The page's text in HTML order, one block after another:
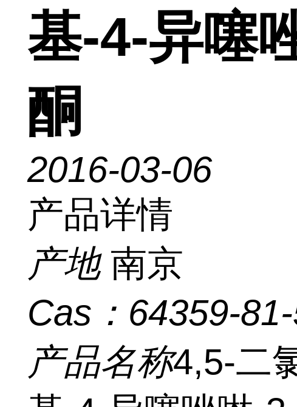
基-4-异噻
酮
2016-03-06
产品详情
产地 南京
Cas： 64359-
产品名称4,5-二